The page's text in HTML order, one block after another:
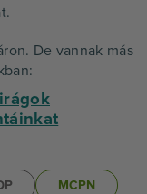
De vannak más
MCPN